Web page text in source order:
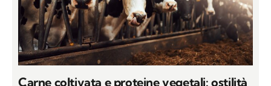
Carne coltivata e proteine vegetali: ostilità